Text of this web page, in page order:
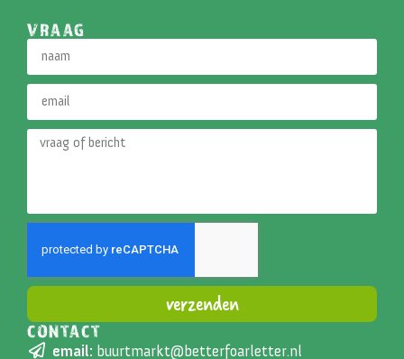
VRAAG
verzenden
Alternative:
CONTACT
email: buurtmarkt@betterfoarletter.nl